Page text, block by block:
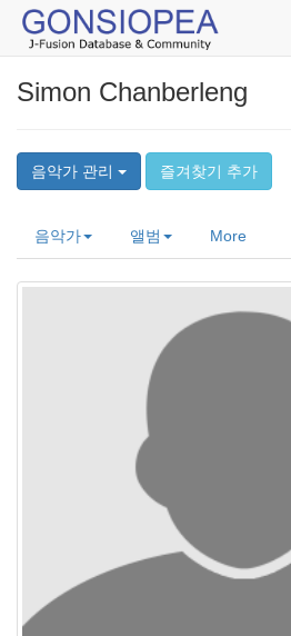
Simon Chanberleng
음악가 관리 즐겨찾기 추가
음악가 앨범 More